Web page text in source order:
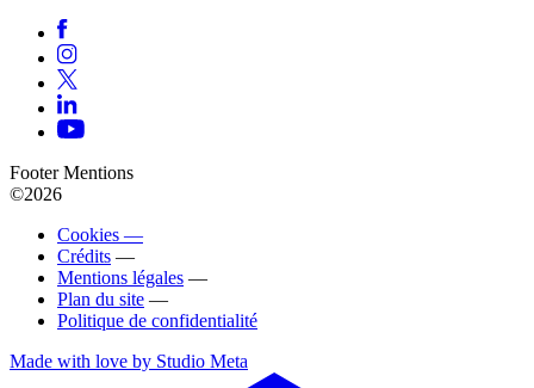
Footer Mentions
©2026
Cookies —
Crédits —
Mentions légales —
Plan du site —
Politique de confidentialité
Made with love by Studio Meta